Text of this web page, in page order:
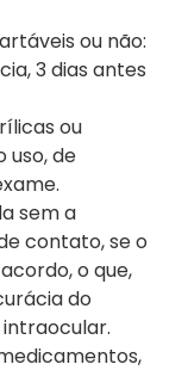
ou não:
3 dias antes
ou
uso, de
sem a
contato, se o
o que,
do